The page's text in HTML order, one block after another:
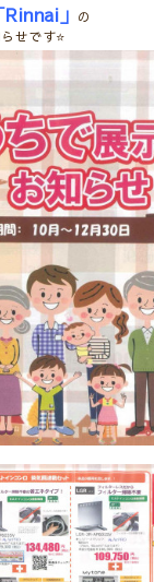
Rinnai」 の
せです⭐